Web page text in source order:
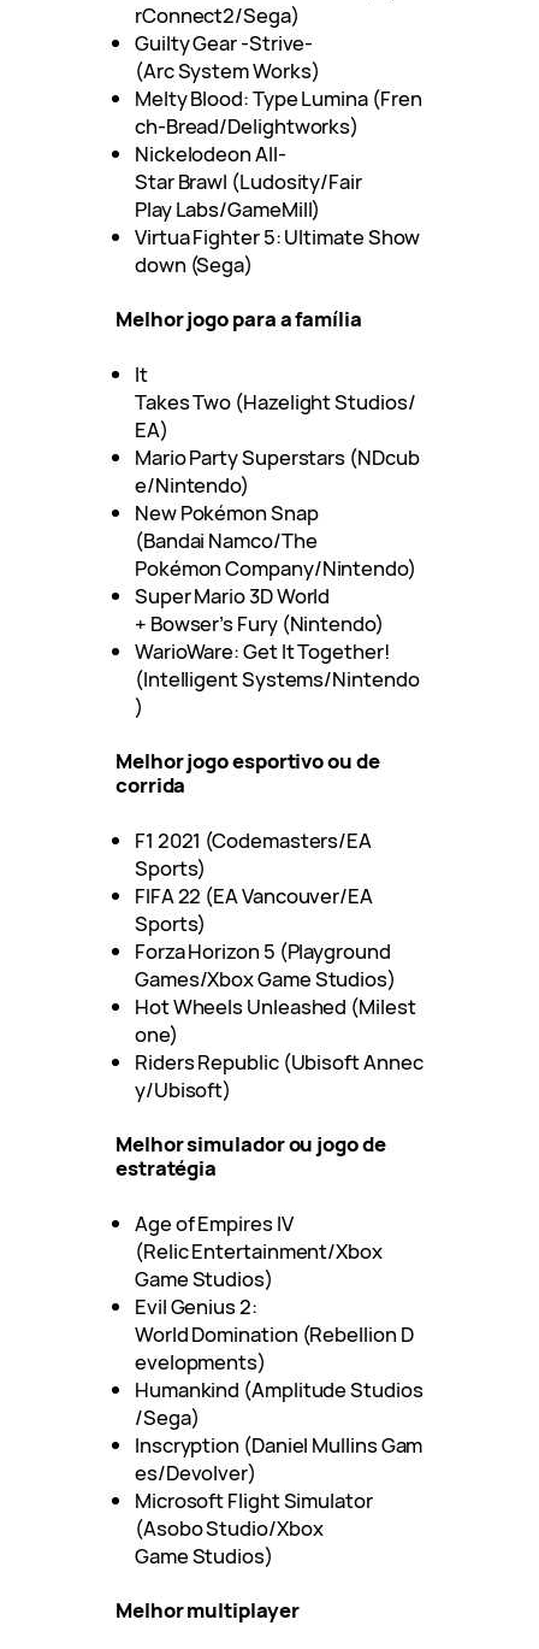
rConnect2/Sega)
Guilty Gear -Strive-
(Arc System Works)
Melty Blood: Type Lumina (Fren
ch-Bread/Delightworks)
Nickelodeon All-
Star Brawl (Ludosity/Fair
Play Labs/GameMill)
Virtua Fighter 5: Ultimate Show
down (Sega)
Melhor jogo para a família
It
Takes Two (Hazelight Studios/
EA)
Mario Party Superstars (NDcub
e/Nintendo)
New Pokémon Snap
(Bandai Namco/The
Pokémon Company/Nintendo)
Super Mario 3D World
+ Bowser’s Fury (Nintendo)
WarioWare: Get It Together!
(Intelligent Systems/Nintendo
)
Melhor jogo esportivo ou de
corrida
F1 2021 (Codemasters/EA
Sports)
FIFA 22 (EA Vancouver/EA
Sports)
Forza Horizon 5 (Playground
Games/Xbox Game Studios)
Hot Wheels Unleashed (Milest
one)
Riders Republic (Ubisoft Annec
y/Ubisoft)
Melhor simulador ou jogo de
estratégia
Age of Empires IV
(Relic Entertainment/Xbox
Game Studios)
Evil Genius 2:
World Domination (Rebellion D
evelopments)
Humankind (Amplitude Studios
/Sega)
Inscryption (Daniel Mullins Gam
es/Devolver)
Microsoft Flight Simulator
(Asobo Studio/Xbox
Game Studios)
Melhor multiplayer